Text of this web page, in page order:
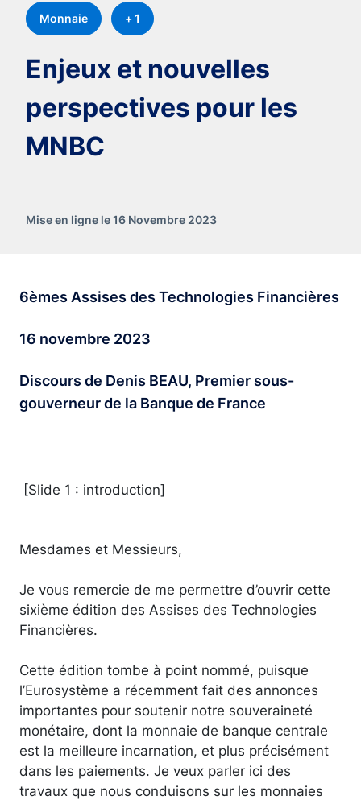
Monnaie + 1
Enjeux et nouvelles
perspectives pour les
MNBC
Mise en ligne le 16 Novembre 2023
6èmes Assises des Technologies Financières
16 novembre 2023
Discours de Denis BEAU, Premier sous-
gouverneur de la Banque de France
[Slide 1 : introduction]
Mesdames et Messieurs,
Je vous remercie de me permettre d’ouvrir cette
sixième édition des Assises des Technologies
Financières.
Cette édition tombe à point nommé, puisque
l’Eurosystème a récemment fait des annonces
importantes pour soutenir notre souveraineté
monétaire, dont la monnaie de banque centrale
est la meilleure incarnation, et plus précisément
dans les paiements. Je veux parler ici des
travaux que nous conduisons sur les monnaies